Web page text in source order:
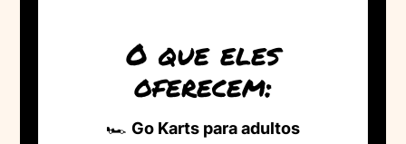
O que eles
oferecem:
🏎️ Go Karts para adultos